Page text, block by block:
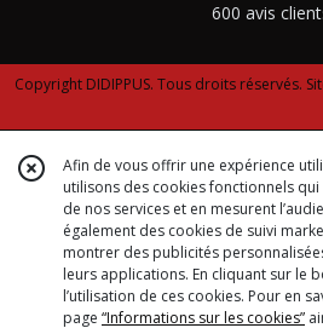
600 avis
Copyright DIDIPPUS. Tous droits réservés.
Afin de vous offrir une expérience
utilisons des cookies fonctionnels
de nos services et en mesurent
également des cookies de suivi
montrer des publicités
leurs applications. En cliquant sur le
l’utilisation de ces cookies. Pour en
page “Informations sur les cookies”